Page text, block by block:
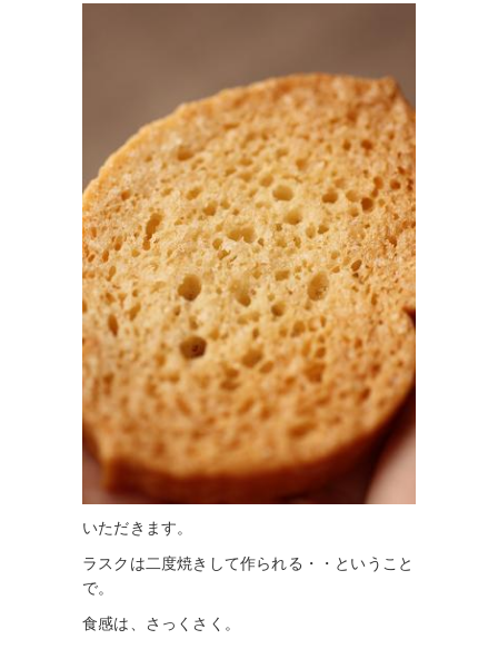
いただきます。
ラスクは二度焼きして作られる・・ということ
で。
食感は、さっくさく。